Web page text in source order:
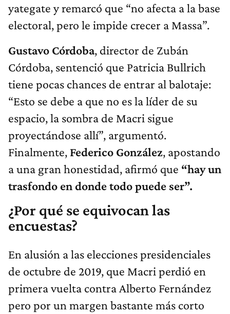
yategate y remarcó que “no afecta a la base
electoral, pero le impide crecer a Massa”.
Gustavo Córdoba, director de Zubán
Córdoba, sentenció que Patricia Bullrich
tiene pocas chances de entrar al balotaje:
“Esto se debe a que no es la líder de su
espacio, la sombra de Macri sigue
proyectándose allí”, argumentó.
Finalmente, Federico González, apostando
a una gran honestidad, afirmó que “hay un
trasfondo en donde todo puede ser”.
¿Por qué se equivocan las
encuestas?
En alusión a las elecciones presidenciales
de octubre de 2019, que Macri perdió en
primera vuelta contra Alberto Fernández
pero por un margen bastante más corto